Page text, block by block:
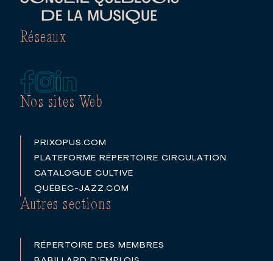
Nos sites Web
PRIXOPUS.COM
PLATEFORME RÉPERTOIRE CIRCULATION
CATALOGUE CULTIVE
QUÉBEC-JAZZ.COM
Autres sections
RÉPERTOIRE DES MEMBRES
Réseaux